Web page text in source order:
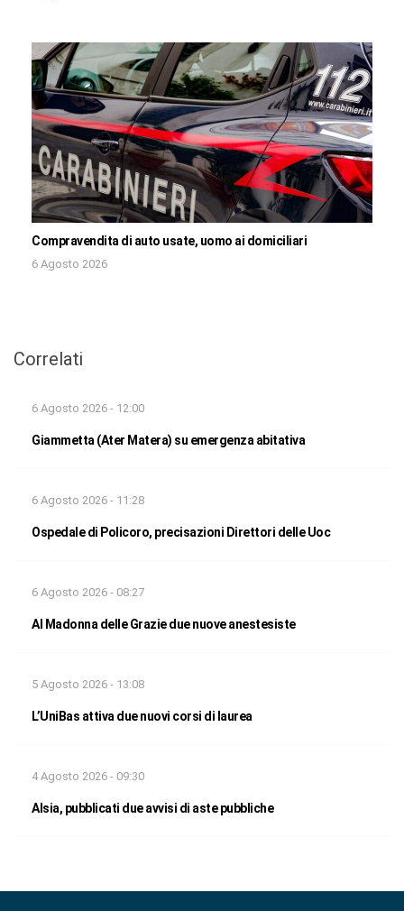
Compravendita di auto usate, uomo ai domiciliari
6 Agosto 2026
Correlati
6 Agosto 2026 - 12:00
Giammetta (Ater Matera) su emergenza abitativa
6 Agosto 2026 - 11:28
Ospedale di Policoro, precisazioni Direttori delle Uoc
6 Agosto 2026 - 08:27
Al Madonna delle Grazie due nuove anestesiste
5 Agosto 2026 - 13:08
L’UniBas attiva due nuovi corsi di laurea
4 Agosto 2026 - 09:30
Alsia, pubblicati due avvisi di aste pubbliche